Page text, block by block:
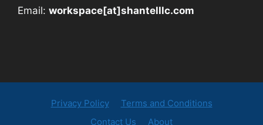
Email: workspace[at]shantelllc.com
Privacy Policy
Terms and Conditions
Contact Us
About